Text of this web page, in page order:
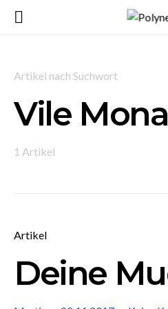
Artikel nach Suchwort
Vile
1 Artikel
Artikel
Deine